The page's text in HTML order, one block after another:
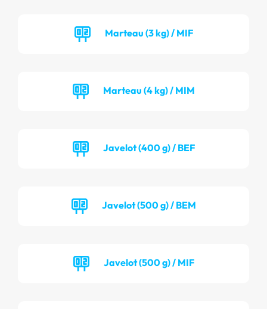
Marteau (3 kg) / MIF
Marteau (4 kg) / MIM
Javelot (400 g) / BEF
Javelot (500 g) / BEM
Javelot (500 g) / MIF